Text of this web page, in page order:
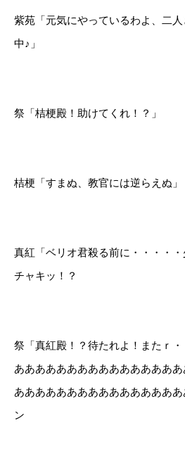
紫苑「元気にやっているわよ、二
中♪」
祭「桔梗殿！助けてくれ！？」
桔梗「すまぬ、教官には逆らえぬ」
真紅「ベリオ君殺る前に・・・・・
チャキッ！？
祭「真紅殿！？待たれよ！またｒ
あああああああああああああああ
あああああああああああああああ
ン